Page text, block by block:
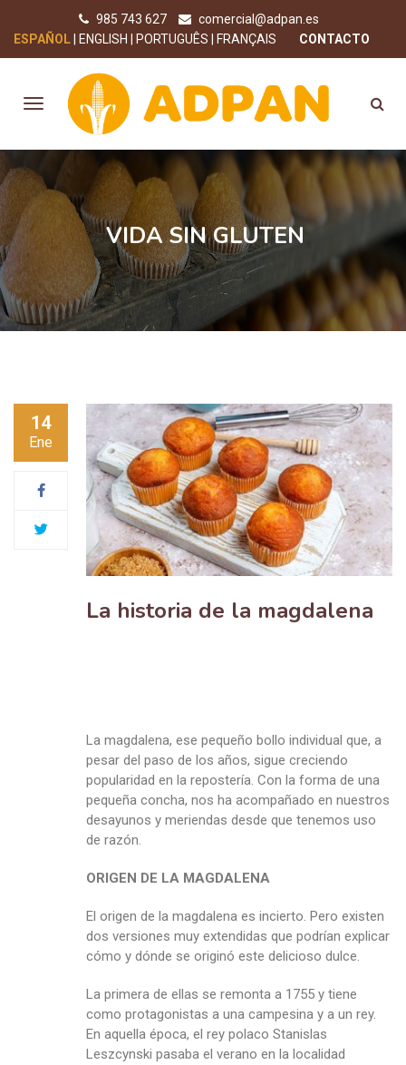
985 743 627
comercial@adpan.es
CONTACTO
ESPAÑOL ENGLISH PORTUGUÊS FRANÇAIS
VIDA SIN GLUTEN
14
Ene
La historia de la magdalena
La magdalena, ese pequeño bollo individual que, a
pesar del paso de los años, sigue creciendo
popularidad en la repostería. Con la forma de una
pequeña concha, nos ha acompañado en nuestros
desayunos y meriendas desde que tenemos uso
de razón.
ORIGEN DE LA MAGDALENA
El origen de la magdalena es incierto. Pero existen
dos versiones muy extendidas que podrían explicar
cómo y dónde se originó este delicioso dulce.
La primera de ellas se remonta a 1755 y tiene
como protagonistas a una campesina y a un rey.
En aquella época, el rey polaco Stanislas
Leszcynski pasaba el verano en la localidad